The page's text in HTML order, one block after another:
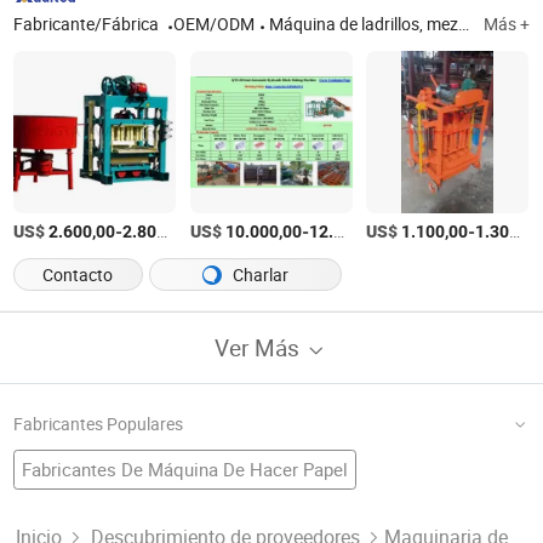
Fabricante/Fábrica OEM/ODM Máquina de ladrillos, mezcladora, línea de producción de postes de concreto, máquina de bloques, máquina de fabricación de bloques huecos, máquina de bloques interlocking, máquina de bordillos, molde para postes eléctricos, máquina de bloques de pavimento, fabricación de tubos Más +
US$2.600,00-2.800,00 /Set
US$ 10.000,00-12.000,00 /Pieza
US$ 1.100,00-1.300,00
Contacto
Charlar
Ver Más
Fabricantes Populares
Fabricantes De Máquina De Hacer Papel
Inicio Descubrimiento de proveedores Maquinaria de